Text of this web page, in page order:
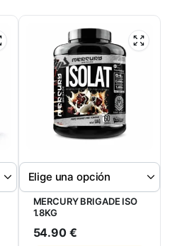
MERCURY BRIGADE ISO
1.8KG
54.90 €